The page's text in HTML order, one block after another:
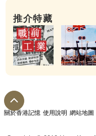
推介特藏
關於香港記憶 使用說明 網站地圖